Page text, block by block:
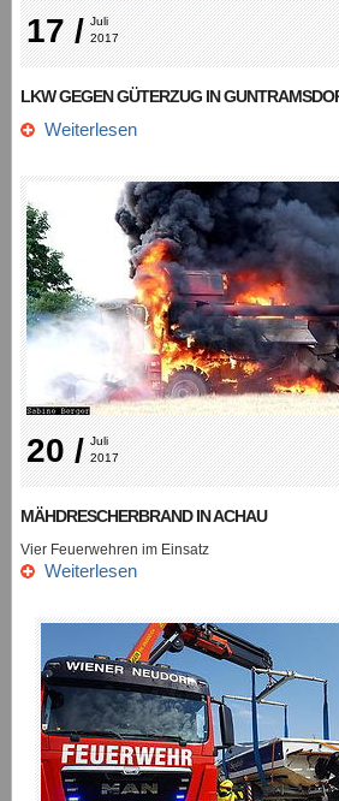
17 / Juli
2017
LKW GEGEN GÜTERZUG IN
Weiterlesen
20 / Juli
2017
MÄHDRESCHERBRAND IN ACHAU
Vier Feuerwehren im Einsatz
Weiterlesen